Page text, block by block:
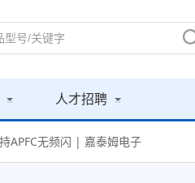
人才招聘
APFC无频闪 | 嘉泰姆电子